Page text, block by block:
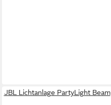
JBL Lichtanlage PartyLight Beam